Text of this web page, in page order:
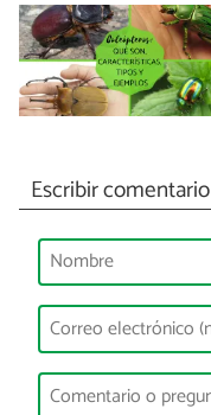
Escribir comentario